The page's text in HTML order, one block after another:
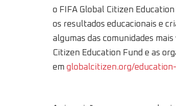
o FIFA Global Citizen
os resultados educacionais e
algumas das comunidades
Citizen Education Fund e as
em globalcitizen.org/